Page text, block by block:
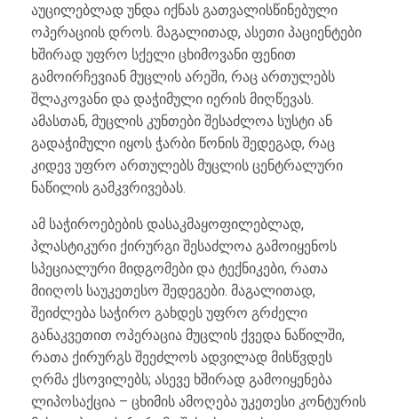
აუცილებლად უნდა იქნას გათვალისწინებული
ოპერაციის დროს. მაგალითად, ასეთი პაციენტები
ხშირად უფრო სქელი ცხიმოვანი ფენით
გამოირჩევიან მუცლის არეში, რაც ართულებს
შლაკოვანი და დაჭიმული იერის მიღწევას.
ამასთან, მუცლის კუნთები შესაძლოა სუსტი ან
გადაჭიმული იყოს ჭარბი წონის შედეგად, რაც
კიდევ უფრო ართულებს მუცლის ცენტრალური
ნაწილის გამკვრივებას.
ამ საჭიროებების დასაკმაყოფილებლად,
პლასტიკური ქირურგი შესაძლოა გამოიყენოს
სპეციალური მიდგომები და ტექნიკები, რათა
მიიღოს საუკეთესო შედეგები. მაგალითად,
შეიძლება საჭირო გახდეს უფრო გრძელი
განაკვეთით ოპერაცია მუცლის ქვედა ნაწილში,
რათა ქირურგს შეეძლოს ადვილად მისწვდეს
ღრმა ქსოვილებს; ასევე ხშირად გამოიყენება
ლიპოსაქცია – ცხიმის ამოღება უკეთესი კონტურის